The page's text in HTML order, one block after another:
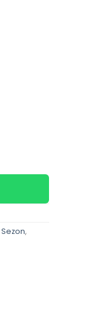
,